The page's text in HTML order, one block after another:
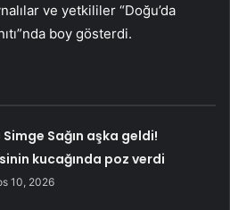
ve yetkililer “Doğu’da
boy gösterdi.
Simge Sağın aşka geldi!
kucağında poz verdi
10, 2026